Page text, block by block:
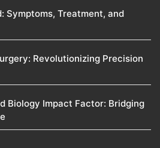
Symptoms, Treatment, and
Revolutionizing Precision
Biology Impact Factor: Bridging